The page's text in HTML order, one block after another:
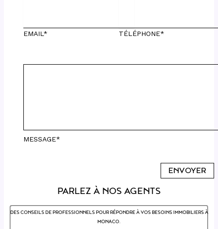
EMAIL* TÉLÉPHONE*
MESSAGE*
PARLEZ À NOS AGENTS
DES CONSEILS DE PROFESSIONNELS POUR RÉPONDRE À VOS BESOINS IMMOBILIERS À
MONACO.